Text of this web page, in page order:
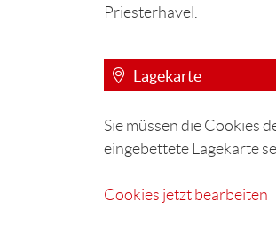
Priesterhavel.
Lagekarte
Sie müssen die Cookies
eingebettete Lagekarte
Cookies jetzt bearbeiten